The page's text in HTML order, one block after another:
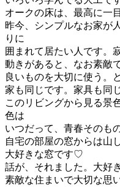
オークの床は、最高に一
昨今、シンプルなお家が
りに
囲まれて居たい人です。
動きがあると、なお素敵で
良いものを大切に使う。
家も同じです。家具も同
このリビングから見る景
色は
いつだって、青春そのも
自宅の部屋の窓からは山
大好きな窓です♡
話が、それました。大好
素敵な住まいで大切な思